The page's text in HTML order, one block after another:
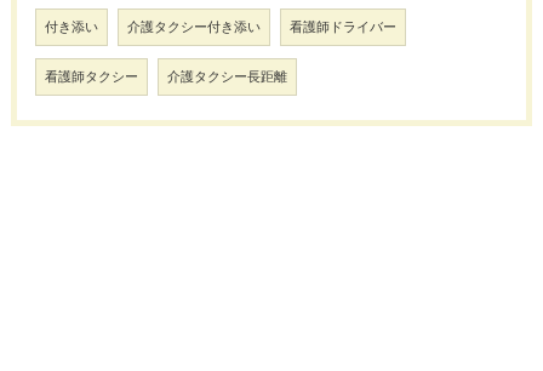
付き添い 介護タクシー付き添い 看護師ドライバー
看護師タクシー 介護タクシー長距離